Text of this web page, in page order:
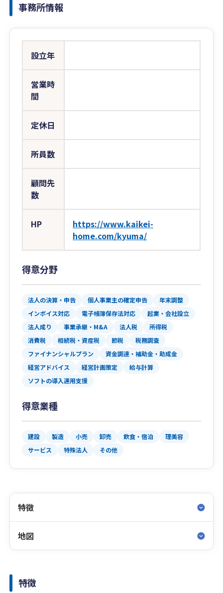
事務所情報
設立年
営業時
間
定休日
所員数
顧問先
数
HP
https://www.kaikei-
home.com/kyuma/
得意分野
法人の決算・申告 個人事業主の確定申告
年末調整
インボイス対応
電子帳簿保存法対応
起業・会社設立
法人成り
事業承継・M&A 法人税
所得税
消費税
相続税・資産税 節税
税務調査
ファイナンシャルプラン
資金調達・補助金・助成金
経営アドバイス
経営計画策定
給与計算
ソフトの導入運用支援
得意業種
建設 製造 小売 卸売 飲食・宿泊
理美容
サービス
特殊法人 その他
特徴
地図
特徴